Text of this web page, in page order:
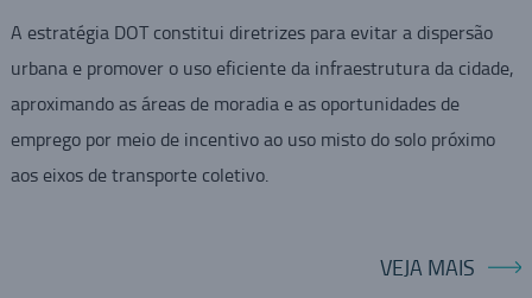
A estratégia DOT constitui diretrizes para evitar a dispersão
urbana e promover o uso eficiente da infraestrutura da cidade,
aproximando as áreas de moradia e as oportunidades de
emprego por meio de incentivo ao uso misto do solo próximo
aos eixos de transporte coletivo.
VEJA MAIS